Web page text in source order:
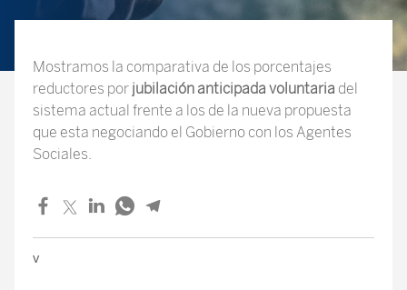
Mostramos la comparativa de los porcentajes
reductores por jubilación anticipada voluntaria del
sistema actual frente a los de la nueva propuesta
que esta negociando el Gobierno con los Agentes
Sociales.
v